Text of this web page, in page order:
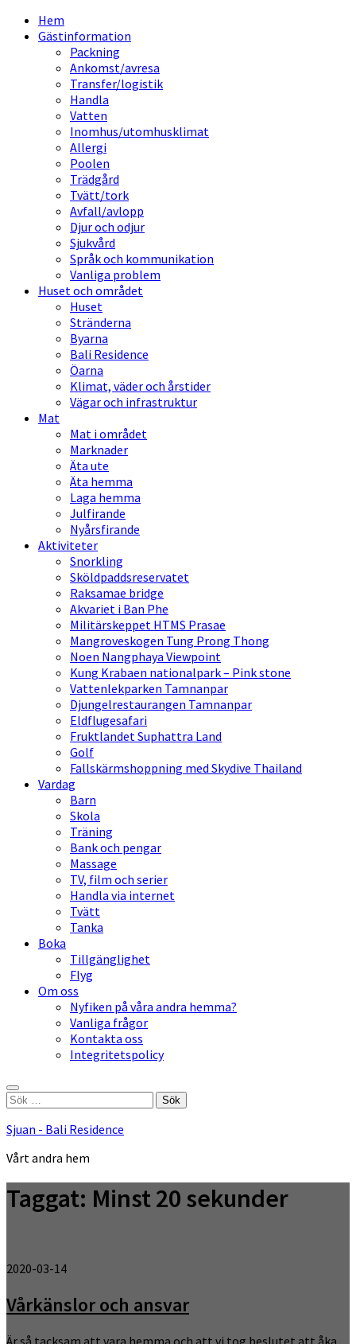
Hem
Gästinformation
Packning
Ankomst/avresa
Transfer/logistik
Handla
Vatten
Inomhus/utomhusklimat
Allergi
Poolen
Trädgård
Tvätt/tork
Avfall/avlopp
Djur och odjur
Sjukvård
Språk och kommunikation
Vanliga problem
Huset och området
Huset
Stränderna
Byarna
Bali Residence
Öarna
Klimat, väder och årstider
Vägar och infrastruktur
Mat
Mat i området
Marknader
Äta ute
Äta hemma
Laga hemma
Julfirande
Nyårsfirande
Aktiviteter
Snorkling
Sköldpaddsreservatet
Raksamae bridge
Akvariet i Ban Phe
Militärskeppet HTMS Prasae
Mangroveskogen Tung Prong Thong
Noen Nangphaya Viewpoint
Kung Krabaen nationalpark – Pink stone
Vattenlekparken Tamnanpar
Djungelrestaurangen Tamnanpar
Eldflugesafari
Fruktlandet Suphattra Land
Golf
Fallskärmshoppning med Skydive Thailand
Vardag
Barn
Skola
Träning
Bank och pengar
Massage
TV, film och serier
Handla via internet
Tvätt
Tanka
Boka
Tillgänglighet
Flyg
Om oss
Nyfiken på våra andra hemma?
Vanliga frågor
Kontakta oss
Integritetspolicy
Sök
Sjuan - Bali Residence
Vårt andra hem
Taggat: Minst 20 sekunder
2020-03-14
Vårkänslor och ansvar
Är så tacksam att vara hemma och att vi tog beslutet att åka